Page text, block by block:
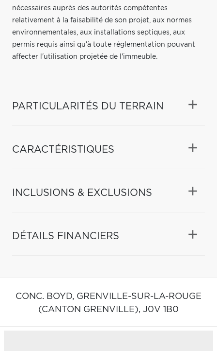
nécessaires auprès des autorités compétentes
relativement à la faisabilité de son projet, aux normes
environnementales, aux installations septiques, aux
permis requis ainsi qu'à toute réglementation pouvant
affecter l'utilisation projetée de l'immeuble.
PARTICULARITÉS DU TERRAIN
CARACTÉRISTIQUES
INCLUSIONS & EXCLUSIONS
DÉTAILS FINANCIERS
CONC. BOYD, GRENVILLE-SUR-LA-ROUGE
(CANTON GRENVILLE), J0V 1B0